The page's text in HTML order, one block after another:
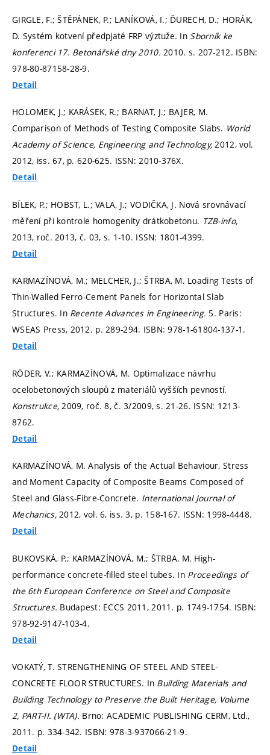
GIRGLE, F.; ŠTĚPÁNEK, P.; LANÍKOVÁ, I.; ĎURECH, D.; HORÁK,
D. Systém kotvení předpjaté FRP výztuže. In Sborník ke
konferenci 17. Betonářské dny 2010. 2010. s. 207-212. ISBN:
978-80-87158-28-9.
Detail
HOLOMEK, J.; KARÁSEK, R.; BARNAT, J.; BAJER, M.
Comparison of Methods of Testing Composite Slabs. World
Academy of Science, Engineering and Technology,2012, vol.
2012, iss. 67, p. 620-625. ISSN: 2010-376X.
Detail
BÍLEK, P.; HOBST, L.; VALA, J.; VODIČKA, J. Nová srovnávací
měření při kontrole homogenity drátkobetonu. TZB-info,
2013, roč. 2013, č. 03, s. 1-10. ISSN: 1801-4399.
Detail
KARMAZÍNOVÁ, M.; MELCHER, J.; ŠTRBA, M. Loading Tests of
Thin-Walled Ferro-Cement Panels for Horizontal Slab
Structures. In Recente Advances in Engineering. 5. Paris:
WSEAS Press, 2012. p. 289-294. ISBN: 978-1-61804-137-1.
Detail
RÖDER, V.; KARMAZÍNOVÁ, M. Optimalizace návrhu
ocelobetonových sloupů z materiálů vyšších pevností.
Konstrukce, 2009, roč. 8, č. 3/2009,s. 21-26. ISSN: 1213-
8762.
Detail
KARMAZÍNOVÁ, M. Analysis of the Actual Behaviour, Stress
and Moment Capacity of Composite Beams Composed of
Steel and Glass-Fibre-Concrete. International Journal of
Mechanics,2012, vol. 6, iss. 3, p. 158-167. ISSN: 1998-4448.
Detail
BUKOVSKÁ, P.; KARMAZÍNOVÁ, M.; ŠTRBA, M. High-
performance concrete-filled steel tubes. In Proceedings of
the 6th European Conference on Steel and Composite
Structures. Budapest: ECCS 2011, 2011. p. 1749-1754. ISBN:
978-92-9147-103-4.
Detail
VOKATÝ, T. STRENGTHENING OF STEEL AND STEEL-
CONCRETE FLOOR STRUCTURES. In Building Materials and
Building Technology to Preserve the Built Heritage, Volume
2, PART-II. (WTA). Brno: ACADEMIC PUBLISHING CERM, Ltd.,
2011. p. 334-342. ISBN: 978-3-937066-21-9.
Detail